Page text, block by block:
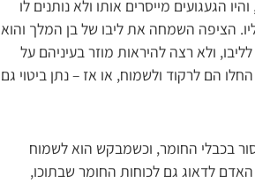
הגעגועים מייסרים אותו ולא נותנים לו
הציפה השמחה את ליבו של בן המלך והוא
ולא רצה להיראות מוזר בעיניהם על
הם לרקוד ולשמוח, או אז – נתן ביטוי גם
בכבלי החומר, וכשמבקש הוא לשמוח
לדאוג גם לכוחות החומר שבתוכו,